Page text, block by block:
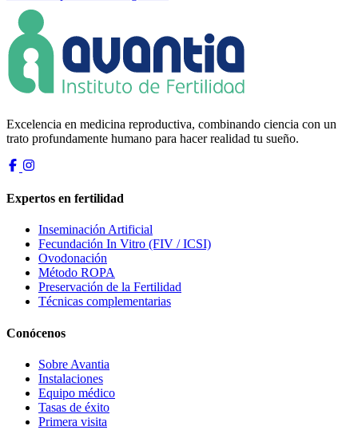
Excelencia en medicina reproductiva, combinando ciencia con un
trato profundamente humano para hacer realidad tu sueño.
Expertos en fertilidad
Inseminación Artificial
Fecundación In Vitro (FIV / ICSI)
Ovodonación
Método ROPA
Preservación de la Fertilidad
Técnicas complementarias
Conócenos
Sobre Avantia
Instalaciones
Equipo médico
Tasas de éxito
Primera visita